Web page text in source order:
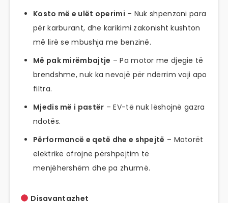
Kosto më e ulët operimi – Nuk shpenzoni para
për karburant, dhe karikimi zakonisht kushton
më lirë se mbushja me benzinë.
Më pak mirëmbajtje – Pa motor me djegie të
brendshme, nuk ka nevojë për ndërrim vaji apo
filtra.
Mjedis më i pastër – EV-të nuk lëshojnë gazra
ndotës.
Përformancë e qetë dhe e shpejtë – Motorët
elektrikë ofrojnë përshpejtim të
menjëhershëm dhe pa zhurmë.
Disavantazhet